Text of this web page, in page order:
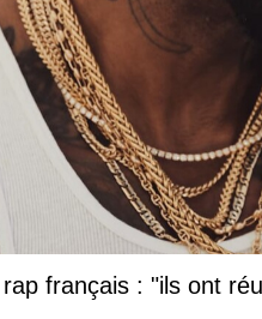
français : "ils ont